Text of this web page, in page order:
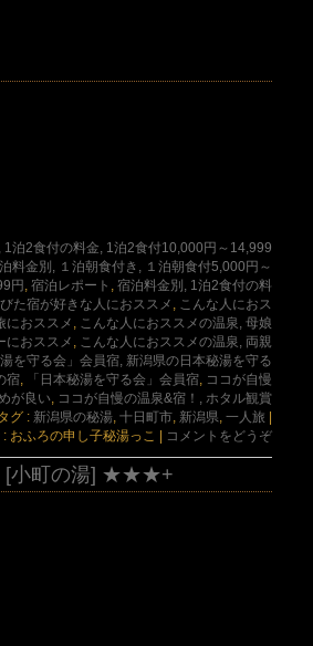
1泊2食付の料金, 1泊2食付10,000円～14,999
料金別, １泊朝食付き, １泊朝食付5,000円～
円, 宿泊レポート , 宿泊料金別, 1泊2食付の料
た宿が好きな人におススメ , こんな人におス
におススメ , こんな人におススメの温泉, 母娘
におススメ , こんな人におススメの温泉, 両親
湯を守る会」会員宿, 新潟県の日本秘湯を守る
宿, 「日本秘湯を守る会」会員宿, ココが自慢
が良い, ココが自慢の温泉&宿！, ホタル観賞
グ : 新潟県の秘湯, 十日町市, 新潟県, 一人旅 |
おふろの申し子秘湯っこ | コメントをどうぞ
] [小町の湯] ★★★+